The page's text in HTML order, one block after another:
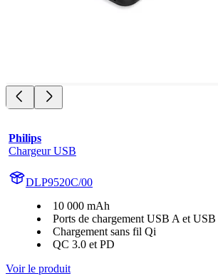
Philips
Chargeur USB
DLP9520C/00
10 000 mAh
Ports de chargement USB A et USB
Chargement sans fil Qi
QC 3.0 et PD
Voir le produit